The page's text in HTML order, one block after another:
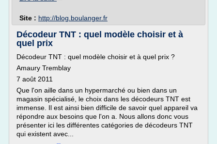
Site : http://blog.boulanger.fr
Décodeur TNT : quel modèle choisir et à
quel prix
Décodeur TNT : quel modèle choisir et à quel prix ?
Amaury Tremblay
7 août 2011
Que l'on aille dans un hypermarché ou bien dans un
magasin spécialisé, le choix dans les décodeurs TNT est
immense. Il est ainsi bien difficile de savoir quel appareil va
répondre aux besoins que l'on a. Nous allons donc vous
présenter ici les différentes catégories de décodeurs TNT
qui existent avec...